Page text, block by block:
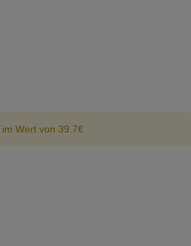
Wert von 39.7€